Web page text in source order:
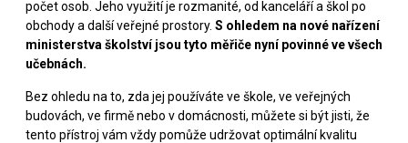
počet osob. Jeho využití je rozmanité, od kanceláří a škol po
obchody a další veřejné prostory. S ohledem na nové nařízení
ministerstva školství jsou tyto měřiče nyní povinné ve všech
učebnách.
Bez ohledu na to, zda jej používáte ve škole, ve veřejných
budovách, ve firmě nebo v domácnosti, můžete si být jisti, že
tento přístroj vám vždy pomůže udržovat optimální kvalitu